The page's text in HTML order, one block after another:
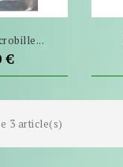
€
3 article(s)